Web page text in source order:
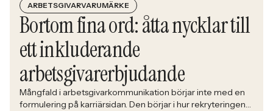
ARBETSGIVARVARUMÄRKE
Bortom fina ord: åtta nycklar till
ett inkluderande
arbetsgivarerbjudande
Mångfald i arbetsgivarkommunikation börjar inte med en
formulering på karriärsidan. Den börjar i hur rekryteringen